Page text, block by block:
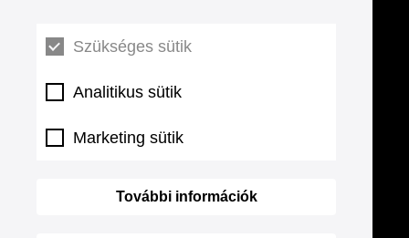
Szükséges sütik
Analitikus sütik
Marketing sütik
További információk